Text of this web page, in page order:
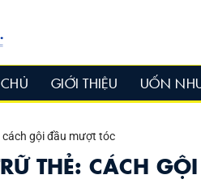
GIỚI THIỆU UỐN
cách gội đầu mượt tóc
THẺ: CÁCH